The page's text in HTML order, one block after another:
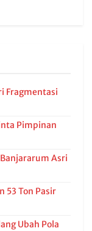
Fragmentasi
Pimpinan
Asri
53 Ton Pasir
Ubah Pola